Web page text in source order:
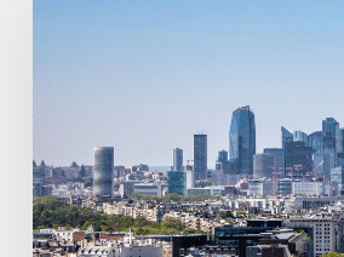
Défense
consultation
pour
l’entretien
et
la